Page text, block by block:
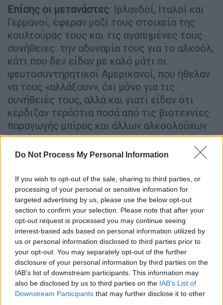
Do Not Process My Personal Information
If you wish to opt-out of the sale, sharing to third parties, or
processing of your personal or sensitive information for
targeted advertising by us, please use the below opt-out
section to confirm your selection. Please note that after your
opt-out request is processed you may continue seeing
interest-based ads based on personal information utilized by
us or personal information disclosed to third parties prior to
your opt-out. You may separately opt-out of the further
disclosure of your personal information by third parties on the
IAB’s list of downstream participants. This information may
also be disclosed by us to third parties on the IAB’s List of
Downstream Participants that may further disclose it to other
Επίσης οι μετανάστες: Ιρλανδοί, Ιταλοί και
Γερμανοί, έφεραν μαζί τους στοιχεία της
κουλτούρας τους και τις αγαπημένες τους
συνήθειες: την αδυναμία τους για το αλκοόλ,
κάτι που δεν είδαν με καλό μάτι οι
ψευτοσυντηρητικοί Αμερικανοί, που ήθελαν
να τους «αλλάξουν», όχι μόνο για τις
συνήθειές τους, αλλά και γιατί είδαν ότι
κέρδιζαν τεράστια ποσά από τις βιοτεχνίες
παραγωγής μπίρας και άλλων αλκοολούχων
ποτών.
Λέγεται ότι η ποτοαπαγόρευσηεπιβλήθηκε
13 χρόνια που διήρκεσε και να μπορέσουν να
επιβληθούν μεγαλύτεροι φόροι μετά το
τέλος της, αφού η κερδοφόρα παραγωγή
αλκοολούχων ποτών βρισκόταν τότε στο
αποκορύφωμά της.
Οι περισσότερες βιομηχανίεςκαι νόμιμες
επιχειρήσεις, που είχαν σχέση με την
παραγωγή ή πώληση αλκοόλ, υποχρεώθηκαν
να κλείσουν, τα ποσοστά ανεργίας ανέβηκαν
δραματικά και το χάσμα ανάμεσα σε αγροτική